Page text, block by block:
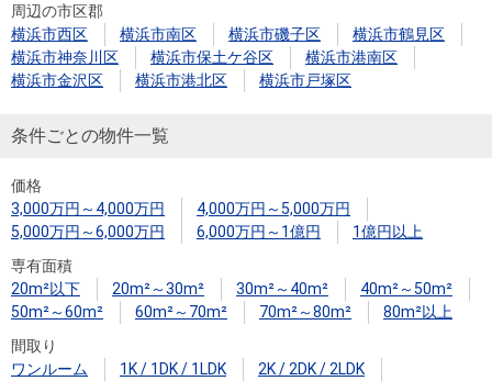
購入向け
サービス
住宅ロー
ンシミュ
レーショ
住まい1プ
ラス（お
税金の本
（電子ブ
ック）
住まいと
暮らしの
（電子ブ
売却ガイ
ド
周辺の市区郡
横浜市西区
横浜市南区 横浜市磯子区
横浜市鶴見区
横浜市神奈川区
横浜市保土ケ谷区
横浜市港南区
横浜市金沢区
横浜市港北区 横浜市戸塚区
条件ごとの物件一覧
価格
3,000万円～4,000万円
4,000万円～5,000万円
5,000万円～6,000万円
6,000万円～1億円
1億円以上
専有面積
20m²以下
20m²～30m² 30m²～40m²
40m²～50m²
50m²～60m²
60m²～70m² 70m²～80m²
80m²以上
間取り
ワンルーム
1K / 1DK / 1LDK
2K / 2DK / 2LDK